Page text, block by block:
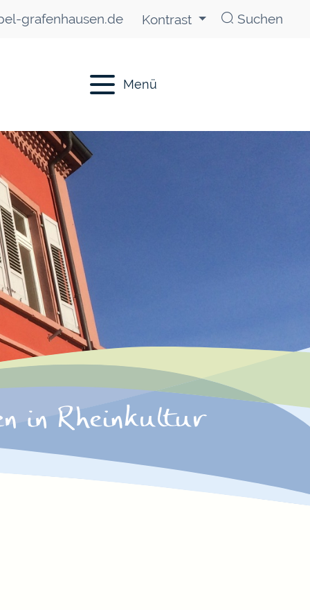
grafenhausen.de Kontrast Suchen
Menü